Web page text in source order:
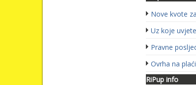
Nove kvote
Uz koje
Pravne
Ovrha na
RiPup info